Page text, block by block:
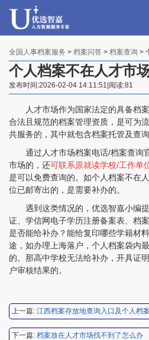
全国人事档案服务 > 档案问答 > 档案查询 >
个人档案不在人才市
发布时间:2026-02-04 14:11:51|阅读:81
人才市场作为国家法定的具备档案
合法且规范的档案管理资质，是可为
共服务的，其中就包含档案托管及查询
通过人才市场档案电话/档案查询
市场的，还可联系原就读学校/工作单
是可以免费查询的。如个人档案不在
位已邮寄出的，是需要补办的。
遇到这类情况的，优选智嘉小编提
证、学信网电子学历注册备案表、档
是否能给补办？能给复印哪些学籍材
途，如办理上海落户，个人档案袋内
的。那高中学校无法给补办，开具证
户审核结果的。
上一篇: 江西档案存放地查询入口及个人档
下一篇: 档案放在人才市场找不到了怎么办
程女士 134****3518
王小姐 181****2354
陈先生 158****3306
程女士 136****3253
王小姐 185****2848